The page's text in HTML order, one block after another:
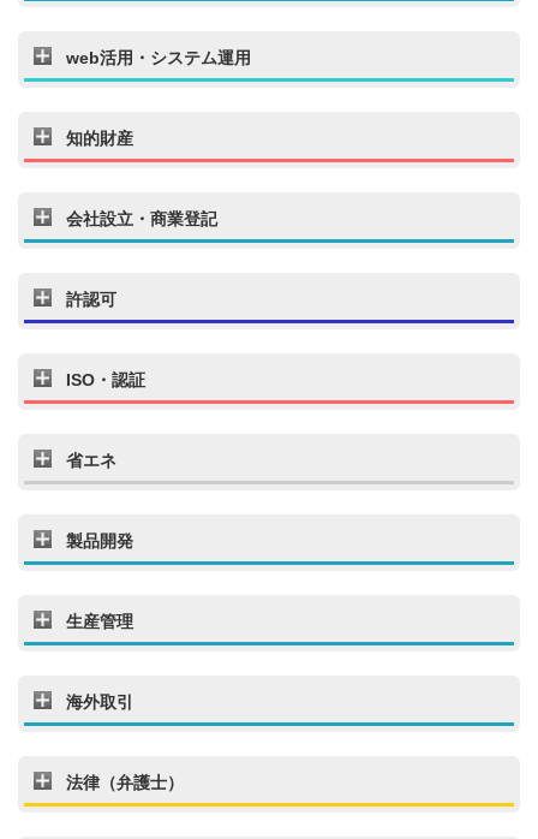
web活用・システム運用
知的財産
会社設立・商業登記
許認可
ISO・認証
省エネ
製品開発
生産管理
海外取引
法律（弁護士）